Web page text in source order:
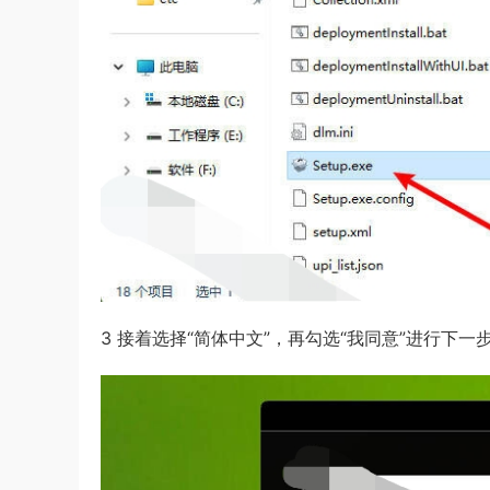
3 接着选择“简体中文”，再勾选“我同意”进行下一